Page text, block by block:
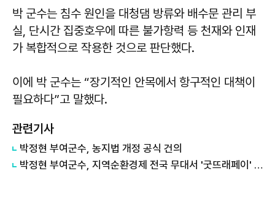
박 군수는 침수 원인을 대청댐 방류와 배수문 관리 부
실, 단시간 집중호우에 따른 불가항력 등 천재와 인재
가 복합적으로 작용한 것으로 판단했다.
이에 박 군수는 “장기적인 안목에서 항구적인 대책이
필요하다”고 말했다.
관련기사
박정현 부여군수, 농지법 개정 공식 건의
박정현 부여군수, 지역순환경제 전국 무대서 '굿뜨래페이' 성공모델 제시